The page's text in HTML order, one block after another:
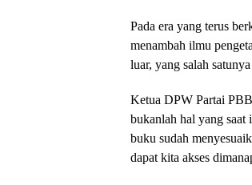
Pada era yang terus
menambah ilmu
luar, yang salah
Ketua DPW Partai
bukanlah hal yang saat
buku sudah
dapat kita akses